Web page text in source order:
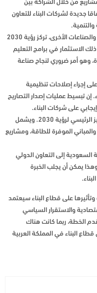
من خلال الشراكة بين
جديدة لشركات البناء للتعاون
: لدعم نمو قطاع البناء والصناعات الأخرى، تركز رؤية 2030
الاستثمار في برامج التعليم
وهو أمر ضروري لنجاح صناعة
إجراء إصلاحات تنظيمية
تبسيط عمليات إصدار التصاريح
على شركات البناء.
: الاستدامة هي محور التركيز الرئيسي لرؤية 2030. ويشمل
الموفرة للطاقة، ومشاريع
السعودية إلى التعاون الدولي
في مشاريع رؤيتها 2030. وهذا يمكن أن يجلب الخبرة
على قطاع البناء سيعتمد
والاستقرار السياسي
لسياسات رؤية 2030. ومع تقدم الخطة، ربما كانت هناك
البناء في المملكة العربية